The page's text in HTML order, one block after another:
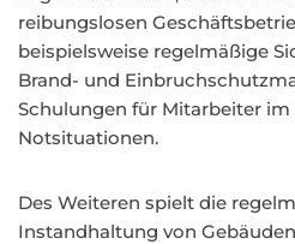
reibungslosen
beispielsweise regelmäßige
Brand- und
Schulungen für Mitarbeiter
Notsituationen.
Des Weiteren spielt die
Instandhaltung von